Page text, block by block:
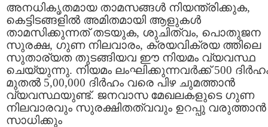
അനധികൃതമായ താമസങ്ങൾ നിയന്ത്രിക്കുക,
കെട്ടിടങ്ങളിൽ അമിതമായി ആളുകൾ
താമസിക്കുന്നത് തടയുക, ശുചിത്വം, പൊതുജന
സുരക്ഷ, ഗുണ നിലവാരം, ക്രയവിക്രയ ത്തിലെ
സുതാര്യത തുടങ്ങിയവ ഈ നിയമം വ്യവസ്ഥ
ചെയ്യുന്നു. നിയമം ലംഘിക്കുന്നവർക്ക് 500
മുതൽ 5,00,000 ദിർഹം വരെ പിഴ ചുമത്താൻ
വ്യവസ്ഥയുണ്ട്. ജനവാസ മേഖലകളുടെ ഗുണ
നിലവാരവും സുരക്ഷിതത്വവും ഉറപ്പു വരുത്താൻ
സാധിക്കും